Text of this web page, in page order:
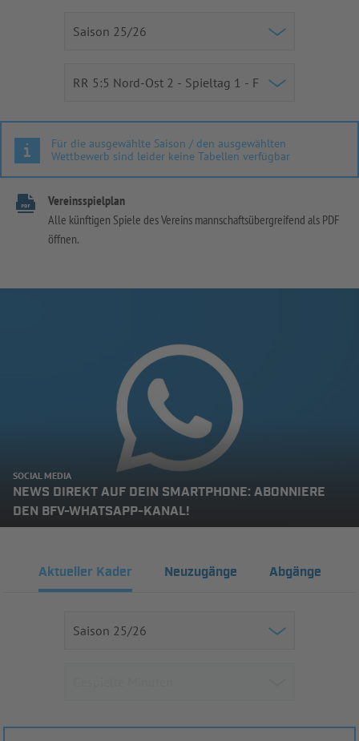
Für die ausgewählte Saison / den ausgewählten
Wettbewerb sind leider keine Tabellen verfügbar
Vereinsspielplan
Alle künftigen Spiele des Vereins mannschaftsübergreifend als PDF
öffnen.
SOCIAL MEDIA
NEWS DIREKT AUF DEIN SMARTPHONE: ABONNIERE
DEN BFV-WHATSAPP-KANAL!
Aktueller Kader Neuzugänge Abgänge